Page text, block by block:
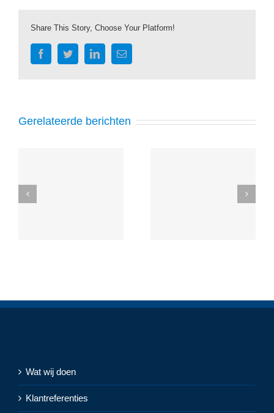
Share This Story, Choose Your Platform!
FacebookTwitterLinkedIn
E-
mail
Gerelateerde berichten
Wat wij doen
Klantreferenties